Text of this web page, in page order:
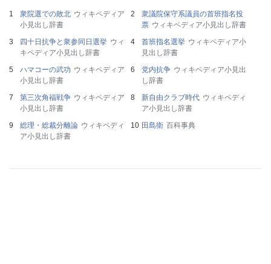
衆院選での敗北 ウィキペディア
小見出し辞書
衆議院保守系議員の首班指名投
票 ウィキペディア小見出し辞書
四十日抗争と衆参同日選挙 ウィ
キペディア小見出し辞書
首班指名選挙 ウィキペディア小
見出し辞書
ハマコーの武功 ウィキペディア
小見出し辞書
党内抗争 ウィキペディア小見出
し辞書
第三次角福戦争 ウィキペディア
小見出し辞書
新自由クラブ時代 ウィキペディ
ア小見出し辞書
総理・総裁分離論 ウィキペディ
ア小見出し辞書
田島衛 百科事典